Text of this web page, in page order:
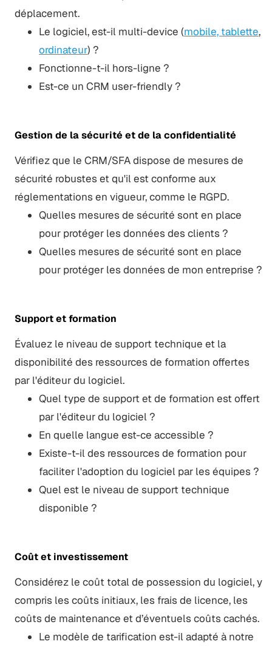
déplacement.
Le logiciel, est-il multi-device (mobile, tablette,
ordinateur) ?
Fonctionne-t-il hors-ligne ?
Est-ce un CRM user-friendly ?
Gestion de la sécurité et de la confidentialité
Vérifiez que le CRM/SFA dispose de mesures de
sécurité robustes et qu'il est conforme aux
réglementations en vigueur, comme le RGPD.
Quelles mesures de sécurité sont en place
pour protéger les données des clients ?
Quelles mesures de sécurité sont en place
pour protéger les données de mon entreprise ?
Support et formation
Évaluez le niveau de support technique et la
disponibilité des ressources de formation offertes
par l'éditeur du logiciel.
Quel type de support et de formation est offert
par l'éditeur du logiciel ?
En quelle langue est-ce accessible ?
Existe-t-il des ressources de formation pour
faciliter l'adoption du logiciel par les équipes ?
Quel est le niveau de support technique
disponible ?
Coût et investissement
Considérez le coût total de possession du logiciel, y
compris les coûts initiaux, les frais de licence, les
coûts de maintenance et d’éventuels coûts cachés.
Le modèle de tarification est-il adapté à notre